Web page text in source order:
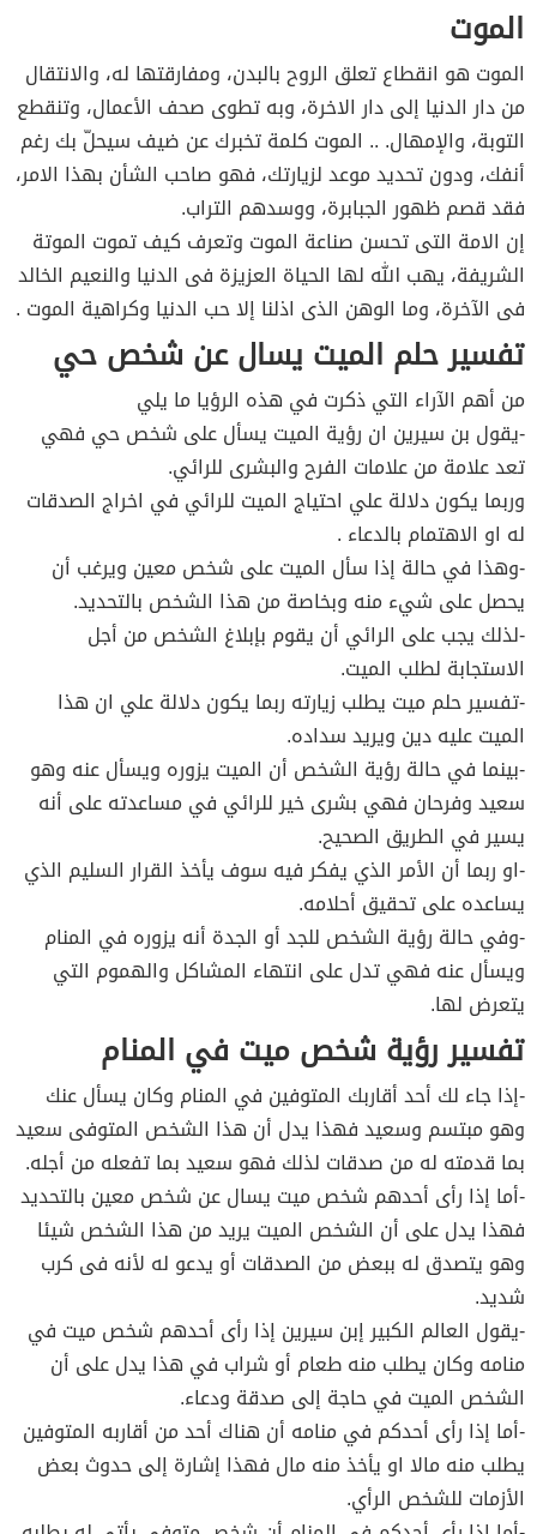
الموت
الموت هو انقطاع تعلق الروح بالبدن، ومفارقتها له، والانتقال
من دار الدنيا إلى دار الاخرة، وبه تطوى صحف الأعمال، وتنقطع
التوبة، والإمهال. .. الموت كلمة تخبرك عن ضيف سيحلّ بك رغم
أنفك، ودون تحديد موعد لزيارتك، فهو‎ صاحب الشأن بهذا الامر،
فقد قصم ظهور الجبابرة، ووسدهم التراب.‎
إن الامة التى تحسن صناعة الموت وتعرف كيف تموت الموتة
الشريفة، يهب الله لها الحياة العزيزة فى الدنيا والنعيم الخالد
فى الآخرة، وما الوهن الذى اذلنا إلا حب الدنيا وكراهية الموت .
تفسير حلم الميت يسال عن شخص حي
من أهم الآراء التي ذكرت في هذه الرؤيا ما يلي
-يقول بن سيرين ان رؤية الميت يسأل على شخص حي فهي
تعد علامة من علامات الفرح والبشرى للرائي.
وربما يكون دلالة علي احتياج الميت للرائي في اخراج الصدقات
له او الاهتمام بالدعاء .
-وهذا في حالة إذا سأل الميت على شخص معين ويرغب أن
يحصل على شيء منه وبخاصة من هذا الشخص بالتحديد.
-لذلك يجب على الرائي أن يقوم بإبلاغ الشخص من أجل
الاستجابة لطلب الميت.
-تفسير حلم ميت يطلب زيارته ربما يكون دلالة علي ان هذا
الميت عليه دين ويريد سداده.
-بينما في حالة رؤية الشخص أن الميت يزوره ويسأل عنه وهو
سعيد وفرحان فهي بشرى خير للرائي في مساعدته على أنه
يسير في الطريق الصحيح.
-او ربما أن الأمر الذي يفكر فيه سوف يأخذ القرار السليم الذي
يساعده على تحقيق أحلامه.
-وفي حالة رؤية الشخص للجد أو الجدة أنه يزوره في المنام
ويسأل عنه فهي تدل على انتهاء المشاكل والهموم التي
يتعرض لها.
تفسير رؤية شخص ميت في المنام
-إذا جاء لك أحد أقاربك المتوفين في المنام وكان يسأل عنك
وهو مبتسم وسعيد فهذا يدل أن هذا الشخص المتوفى سعيد
بما قدمته له من صدقات لذلك فهو سعيد بما تفعله من أجله.
-أما إذا رأى أحدهم شخص ميت يسال عن شخص معين بالتحديد
فهذا يدل على أن الشخص الميت يريد من هذا الشخص شيئا
وهو يتصدق له ببعض من الصدقات أو يدعو له لأنه فى كرب
شديد.
-يقول العالم الكبير إبن سيرين إذا رأى أحدهم شخص ميت في
منامه وكان يطلب منه طعام أو شراب في هذا يدل على أن
الشخص الميت في حاجة إلى صدقة ودعاء.
-أما إذا رأى أحدكم في منامه أن هناك أحد من أقاربه المتوفين
يطلب منه مالا او يأخذ منه مال فهذا إشارة إلى حدوث بعض
الأزمات للشخص الرأي.